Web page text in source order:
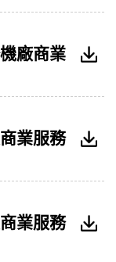
廠商業
業服務
業服務